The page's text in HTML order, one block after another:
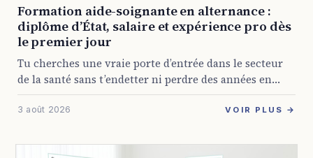
Formation aide-soignante en alternance :
diplôme d’État, salaire et expérience pro dès
le premier jour
Tu cherches une vraie porte d’entrée dans le secteur
de la santé sans t’endetter ni perdre des années en
cours théoriques ? La formation aide-soignante en
alternance répond à ça ...
3 août 2026 VOIR PLUS →